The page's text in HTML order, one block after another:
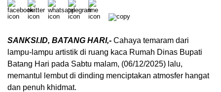
SANKSI.ID, BATANG HARI,- Cahaya temaram dari
lampu-lampu artistik di ruang kaca Rumah Dinas Bupati
Batang Hari pada Sabtu malam, (06/12/2025) lalu,
memantul lembut di dinding menciptakan atmosfer hangat
dan penuh khidmat.